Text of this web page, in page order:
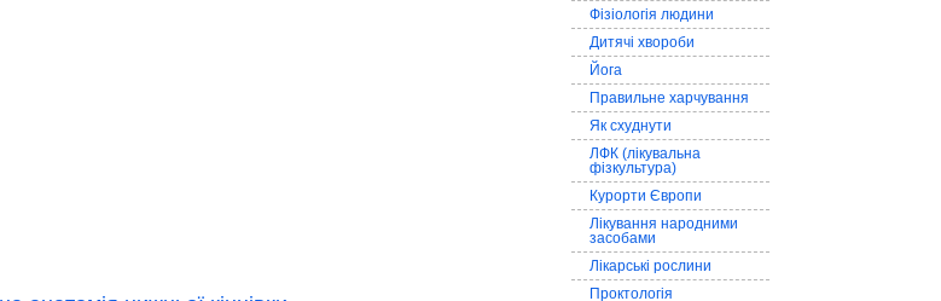
Фізіологія людини
Дитячі хвороби
Йога
Правильне харчування
Як схуднути
ЛФК (лікувальна
фізкультура)
Курорти Європи
Лікування народними
засобами
Лікарські рослини
Проктологія